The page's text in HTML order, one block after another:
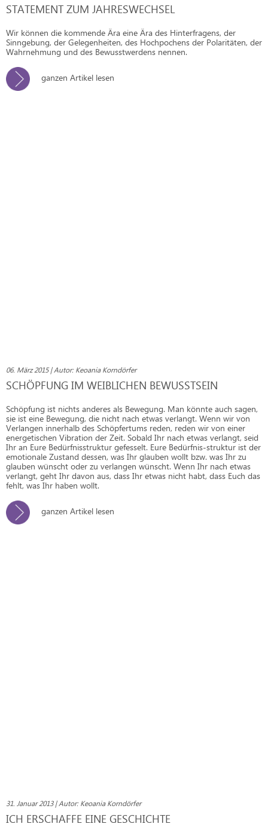
STATEMENT ZUM JAHRESWECHSEL
Wir können die kommende Ära eine Ära des Hinterfragens, der
Sinngebung, der Gelegenheiten, des Hochpochens der Polaritäten, der
Wahrnehmung und des Bewusstwerdens nennen.
ganzen Artikel lesen
06. März 2015 | Autor: Keoania Korndörfer
SCHÖPFUNG IM WEIBLICHEN BEWUSSTSEIN
Schöpfung ist nichts anderes als Bewegung. Man könnte auch sagen,
sie ist eine Bewegung, die nicht nach etwas verlangt. Wenn wir von
Verlangen innerhalb des Schöpfertums reden, reden wir von einer
energetischen Vibration der Zeit. Sobald Ihr nach etwas verlangt, seid
Ihr an Eure Bedürfnisstruktur gefesselt. Eure Bedürfnis-struktur ist der
emotionale Zustand dessen, was Ihr glauben wollt bzw. was Ihr zu
glauben wünscht oder zu verlangen wünscht. Wenn Ihr nach etwas
verlangt, geht Ihr davon aus, dass Ihr etwas nicht habt, dass Euch das
fehlt, was Ihr haben wollt.
ganzen Artikel lesen
31. Januar 2013 | Autor: Keoania Korndörfer
ICH ERSCHAFFE EINE GESCHICHTE